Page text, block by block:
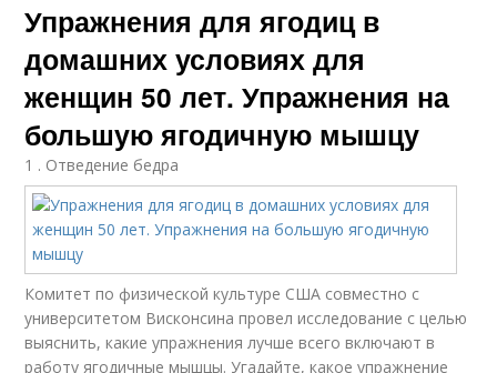
Упражнения для ягодиц в
домашних условиях для
женщин 50 лет. Упражнения на
большую ягодичную мышцу
1 . Отведение бедра
Комитет по физической культуре США совместно с
университетом Висконсина провел исследование с целью
выяснить, какие упражнения лучше всего включают в
работу ягодичные мышцы. Угадайте, какое упражнение